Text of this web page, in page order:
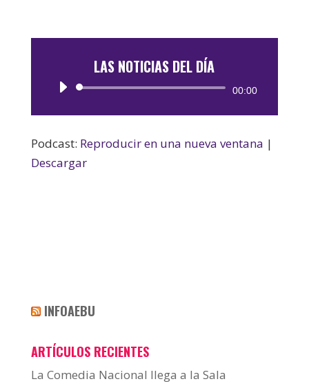
LAS NOTICIAS DEL DÍA
Reproductor
00:00
Podcast: Reproducir en una nueva ventana |
Descargar
INFOAEBU
ARTÍCULOS RECIENTES
La Comedia Nacional llega a la Sala